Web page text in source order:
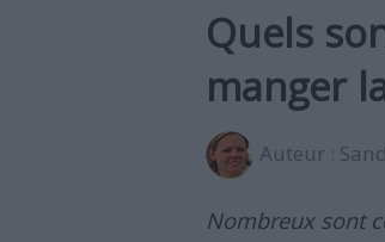
Quels
manger
Auteur :
Nombreux sont